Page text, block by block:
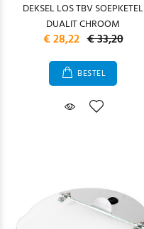
DEKSEL LOS TBV SOEPKETEL
DUALIT CHROOM
€ 28,22 € 33,20
BESTEL